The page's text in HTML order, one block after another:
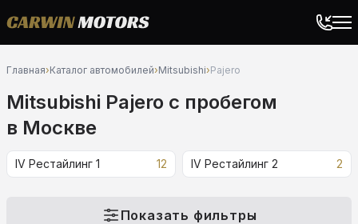
Главная›Каталог автомобилей›Mitsubishi›Pajero
Mitsubishi Pajero c пробегом
в Москве
IV Рестайлинг 1 12 IV Рестайлинг 2 2
Показать фильтры